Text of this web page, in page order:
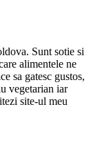
Sunt sotie si
alimentele ne
sa gatesc gustos,
vegetarian iar
site-ul meu